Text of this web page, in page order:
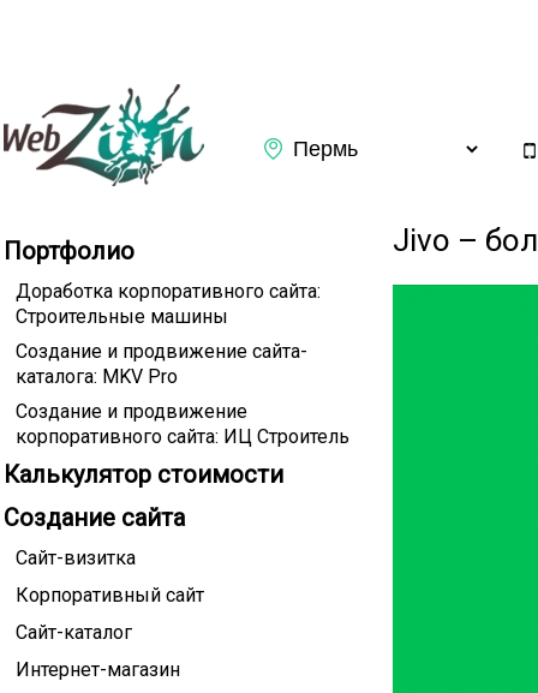
Портфолио
Доработка корпоративного сайта:
Строительные машины
Создание и продвижение сайта-
каталога: MKV Pro
Создание и продвижение
корпоративного сайта: ИЦ Строитель
Калькулятор стоимости
Создание сайта
Сайт-визитка
Корпоративный сайт
Сайт-каталог
Интернет-магазин
Jivo –
Подтверждаю ознакомление с